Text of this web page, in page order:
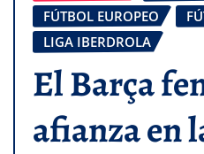
FÚTBOL EUROPEO
LIGA IBERDROLA
El Barça
afianza en